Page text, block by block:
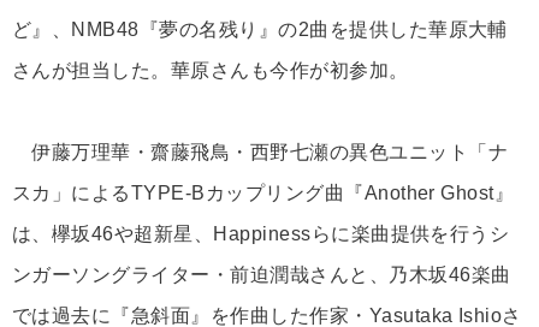
ど』、NMB48『夢の名残り』の2曲を提供した華原大輔
さんが担当した。華原さんも今作が初参加。
伊藤万理華・齋藤飛鳥・西野七瀬の異色ユニット「ナ
スカ」によるTYPE-Bカップリング曲『Another Ghost』
は、欅坂46や超新星、Happinessらに楽曲提供を行うシ
ンガーソングライター・前迫潤哉さんと、乃木坂46楽曲
では過去に『急斜面』を作曲した作家・Yasutaka Ishioさ